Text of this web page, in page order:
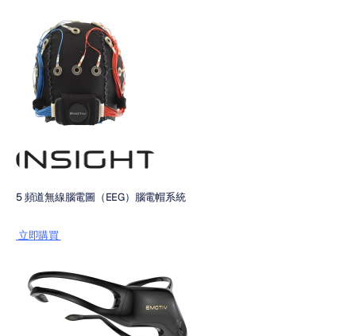
5 頻道無線腦電圖（EEG）腦電帽系統
立即購買